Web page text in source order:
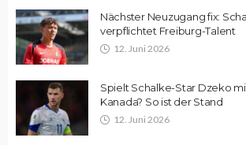
Nächster Neuzugang fix:
verpflichtet Freiburg-Talent
12. Juni 2026
Spielt Schalke-Star Dzeko
Kanada? So ist der Stand
12. Juni 2026